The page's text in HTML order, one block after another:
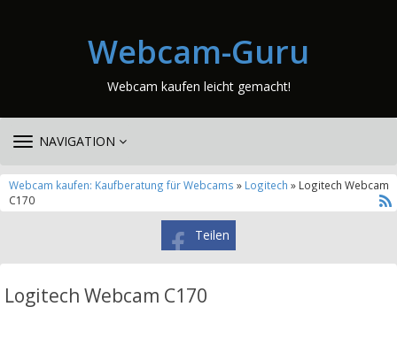
Webcam-Guru
Webcam kaufen leicht gemacht!
TOGGLE
NAVIGATION
Webcam kaufen: Kaufberatung für Webcams » Logitech » Logitech Webcam
C170
Teilen
Logitech Webcam C170